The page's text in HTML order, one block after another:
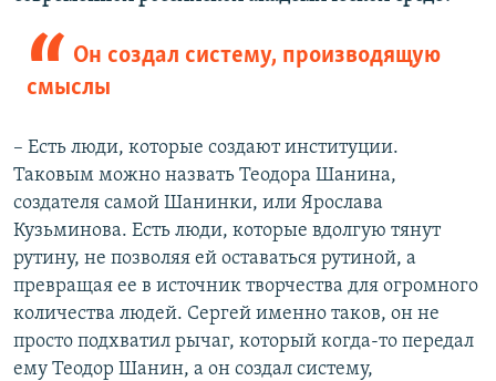
Он создал систему, производящую
смыслы
– Есть люди, которые создают институции.
Таковым можно назвать Теодора Шанина,
создателя самой Шанинки, или Ярослава
Кузьминова. Есть люди, которые вдолгую тянут
рутину, не позволяя ей оставаться рутиной, а
превращая ее в источник творчества для огромного
количества людей. Сергей именно таков, он не
просто подхватил рычаг, который когда-то передал
ему Теодор Шанин, а он создал систему,